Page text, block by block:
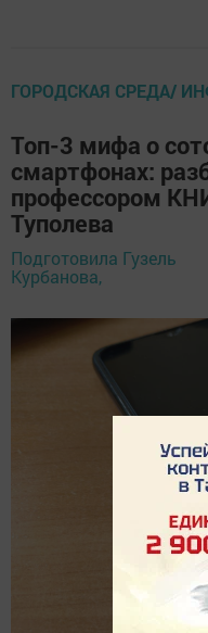
ГОРОДСКАЯ СРЕДА/
Топ-3 мифа о
смартфонах:
профессором
Туполева
Подготовила Гузель
Курбанова,